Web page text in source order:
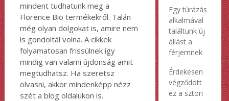
mindent tudhatunk meg a
Florence Bio termékekről. Talán
még olyan dolgokat is, amire nem
is gondoltál volna. A cikkek
folyamatosan frissülnek így
mindig van valami újdonság amit
megtudhatsz. Ha szeretsz
olvasni, akkor mindenképp nézz
szét a blog oldalukon is.
Egy túrázás
alkalmával
találtunk új
állást a
férjemnek
Érdekesen
végződött
ez a sztori